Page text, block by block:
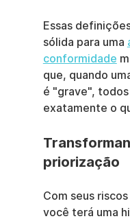
Essas
sólida para uma
conformidade
que, quando
é "grave",
exatamente o
priorização
Com seus
você terá uma